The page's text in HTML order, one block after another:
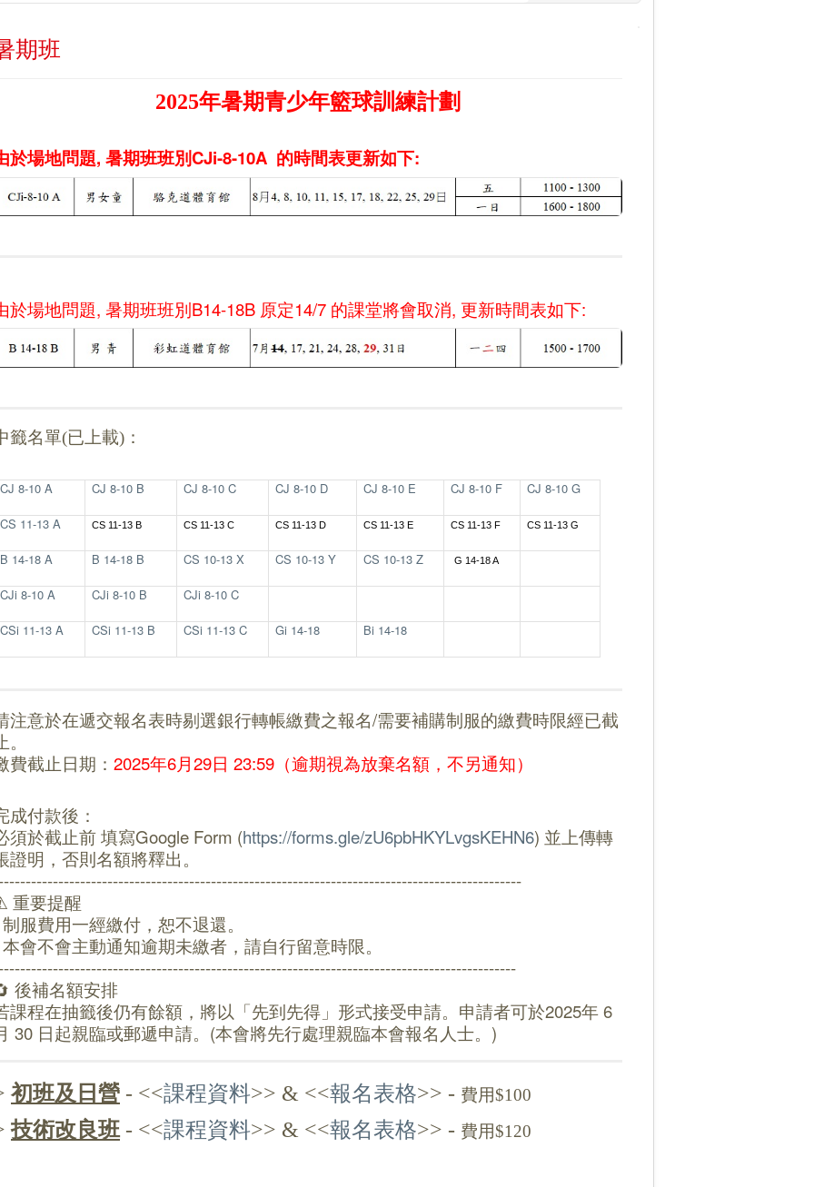
期班
2025年暑期青少年籃球訓練計劃
於場地問題, 暑期班班別CJi-8-10A 的時間表更新如下:
於場地問題, 暑期班班別B14-18B 原定14/7 的課堂將會取消, 更新時間表如下:
籤名單(已上載)：
CJ 8-10 A CJ 8-10 B CJ 8-10 C CJ 8-10 D CJ 8-10 E CJ 8-10 F CJ 8-10 G
CS 11-13 A CS 11-13 B CS 11-13 C CS 11-13 D CS 11-13 E CS 11-13 F CS 11-13 G
B 14-18 A B 14-18 B CS 10-13 X CS 10-13 Y CS 10-13 Z G 14-18 A
CJi 8-10 A CJi 8-10 B CJi 8-10 C
CSi 11-13 A CSi 11-13 B CSi 11-13 C Gi 14-18 Bi 14-18
注意於在遞交報名表時剔選銀行轉帳繳費之報名/需要補購制服的繳費時限經已截
費截止日期： 2025年6月29日 23:59（逾期視為放棄名額，不另通知）
成付款後：
須於截止前 填寫Google Form (https://forms.gle/zU6pbHKYLvgsKEHN6) 並上傳轉
證明，否則名額將釋出。
重要提醒
服費用一經繳付，恕不退還。
會不會主動通知逾期未繳者，請自行留意時限。
後補名額安排
課程在抽籤後仍有餘額，將以「先到先得」形式接受申請。申請者可於2025年 6
30 日起親臨或郵遞申請。(本會將先行處理親臨本會報名人士。)
初班及日營 - <<課程資料>> & <<報名表格>> - 費用$100
技術改良班- <<課程資料>> & <<報名表格>> - 費用$120